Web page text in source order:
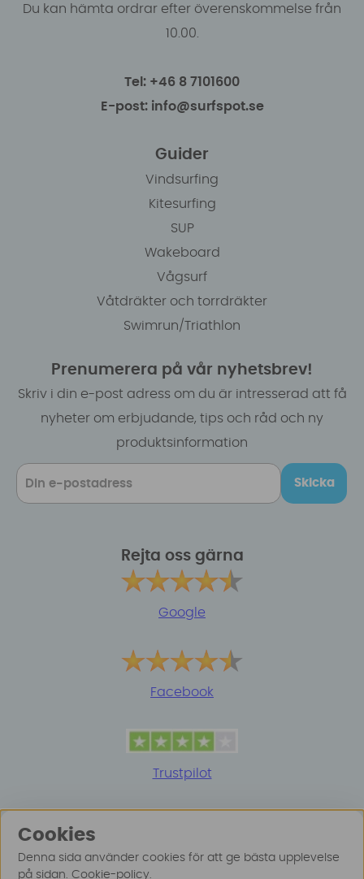
Du kan hämta ordrar efter överenskommelse från
10.00.
Tel: +46 8 7101600
E-post: info@surfspot.se
Guider
Vindsurfing
Kitesurfing
SUP
Wakeboard
Vågsurf
Våtdräkter och torrdräkter
Swimrun/Triathlon
Prenumerera på vår nyhetsbrev!
Skriv i din e-post adress om du är intresserad att få
nyheter om erbjudande, tips och råd och ny
produktsinformation
Skicka
Rejta oss gärna
Google
Facebook
Trustpilot
Cookies
Denna sida använder cookies för att ge bästa upplevelse
på sidan. Cookie-policy.